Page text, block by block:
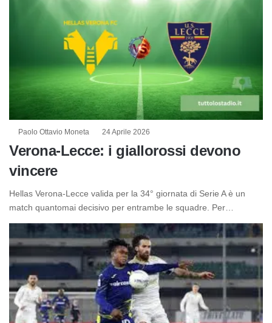
Paolo Ottavio Moneta 24 Aprile 2026
Verona-Lecce: i giallorossi devono
vincere
Hellas Verona-Lecce valida per la 34° giornata di Serie A è un
match quantomai decisivo per entrambe le squadre. Per…